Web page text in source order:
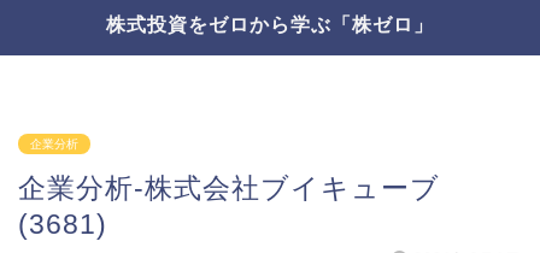
株式投資をゼロから学ぶ「株ゼロ」
企業分析
企業分析-株式会社ブイキューブ
(3681)